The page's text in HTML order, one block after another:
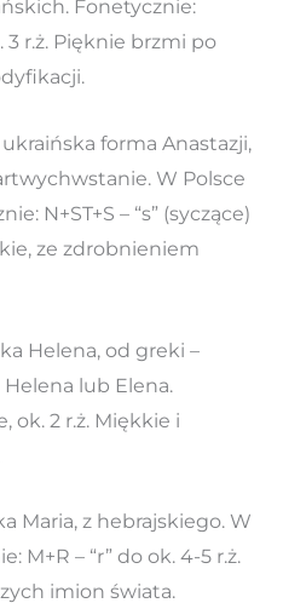
Fonetycznie:
3 r.ż. Pięknie brzmi po
forma Anastazji,
W Polsce
N+ST+S – “s” (syczące)
ze zdrobnieniem
Helena, od greki –
Helena lub Elena.
ok. 2 r.ż. Miękkie i
Maria, z hebrajskiego. W
M+R – “r” do ok. 4-5 r.ż.
imion świata.